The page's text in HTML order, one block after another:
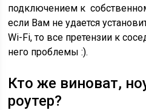
подключением к
если Вам не удается
Wi-Fi, то все претензии к
него проблемы :).
Кто же виноват,
роутер?